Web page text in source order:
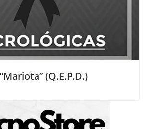
(Q.E.P.D.)